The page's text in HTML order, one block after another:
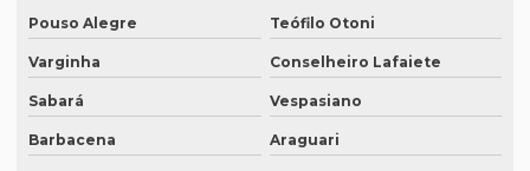
Empresa de tradução juramentada para diplomas em brasília
Empresa de tradução juramentada para diplomas em porto
alegre
Empresa de tradução juramentada em inglês
Pouso Alegre Teófilo Otoni
Varginha Conselheiro Lafaiete
Sabará Vespasiano
Barbacena Araguari